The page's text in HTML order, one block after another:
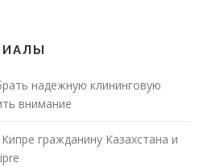
надежную клининговую
внимание
гражданину Казахстана и